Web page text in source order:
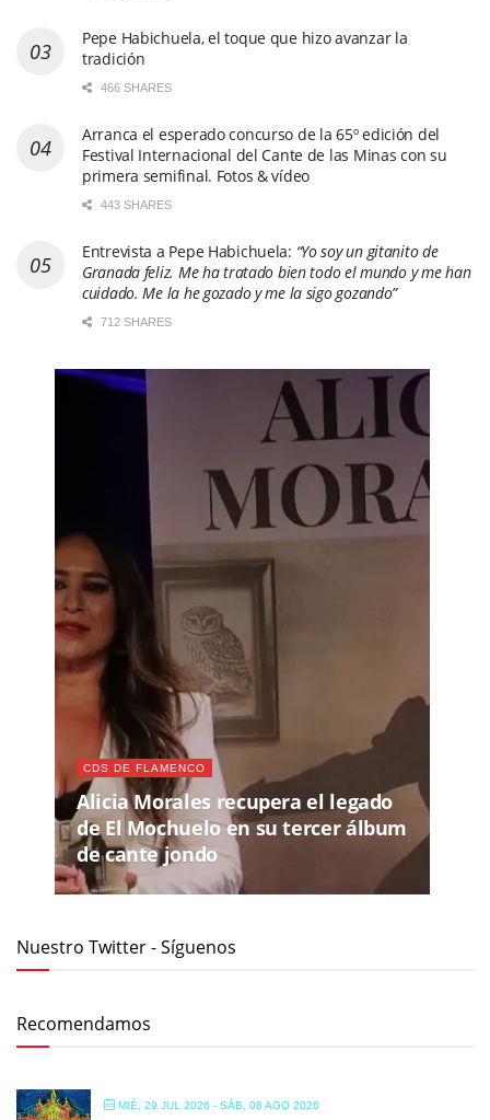
Pepe Habichuela, el toque que hizo avanzar la
tradición
466 SHARES
Arranca el esperado concurso de la 65º edición del
Festival Internacional del Cante de las Minas con su
primera semifinal. Fotos & vídeo
443 SHARES
Entrevista a Pepe Habichuela: “Yo soy un gitanito de
Granada feliz. Me ha tratado bien todo el mundo y me han
cuidado. Me la he gozado y me la sigo gozando”
712 SHARES
CDS DE FLAMENCO
Alicia Morales recupera el legado
de El Mochuelo en su tercer álbum
de cante jondo
Nuestro Twitter - Síguenos
Recomendamos
MIÉ, 29 JUL 2026 - SÁB, 08 AGO 2026